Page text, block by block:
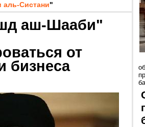
аль-Систани"
аш-Шааби"
от
бизнеса